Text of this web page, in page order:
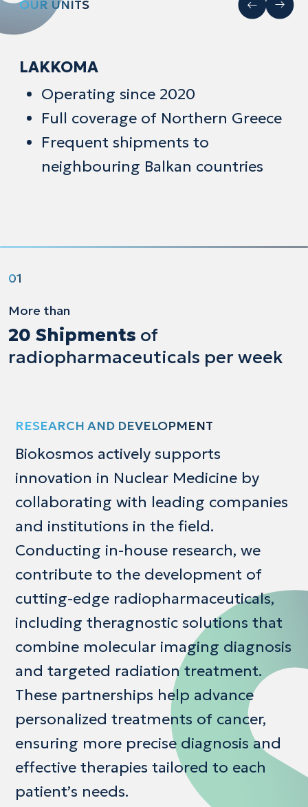
OUR UNITS
LAVRIO
First Cyclotron Facility in Greece
Operating since 2004
Headquarters of BIOKOSMOS S.A
Full coverage of Continental
OUR UNITS
LAKKOMA
Operating since 2020
Full coverage of Northern Greece
Frequent shipments to
neighbouring Balkan countries
01
More than
20 Shipments of
radiopharmaceuticals per week
RESEARCH AND DEVELOPMENT
Biokosmos actively supports
innovation in Nuclear Medicine by
collaborating with leading companies
and institutions in the field.
Conducting in-house research, we
contribute to the development of
cutting-edge radiopharmaceuticals,
including theragnostic solutions that
combine molecular imaging diagnosis
and targeted radiation treatment.
These partnerships help advance
personalized treatments of cancer,
ensuring more precise diagnosis and
effective therapies tailored to each
patient’s needs.